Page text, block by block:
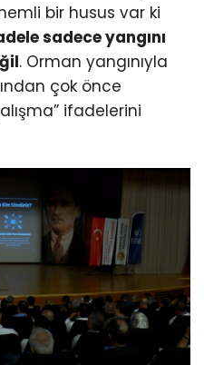
bir husus var ki
sadece yangını
. Orman yangınıyla
çok önce
ifadelerini